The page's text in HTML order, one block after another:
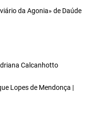
da Agonia» de Daúde
Calcanhotto
Lopes de Mendonça |